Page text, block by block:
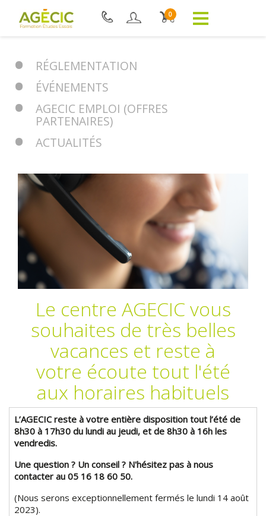
0
RÉGLEMENTATION
ÉVÉNEMENTS
AGECIC EMPLOI (OFFRES
PARTENAIRES)
ACTUALITÉS
Le centre AGECIC vous
souhaites de très belles
vacances et reste à
votre écoute tout l'été
aux horaires habituels
L’AGECIC reste à votre entière disposition tout l’été de
8h30 à 17h30 du lundi au jeudi, et de 8h30 à 16h les
vendredis.
Une question ? Un conseil ? N'hésitez pas à nous
contacter au 05 16 18 60 50.
(Nous serons exceptionnellement fermés le lundi 14 août
2023).